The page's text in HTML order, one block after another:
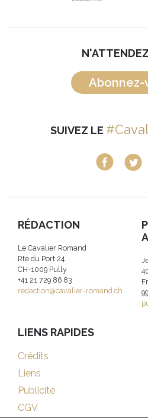
Abonnez-
SUIVEZ LE
RÉDACTION
Le Cavalier Romand
Rte du Port 24
CH-1009 Pully
+41 21 729 86 83
redaction@cavalier-romand.ch
99
LIENS RAPIDES
Crédits
Liens
Publicité
CGV